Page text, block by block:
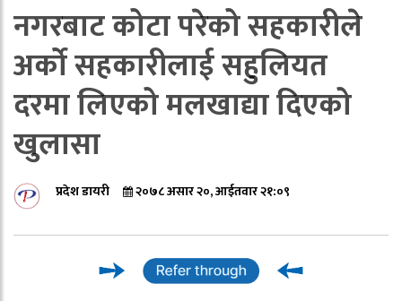
नगरबाट कोटा परेको सहकारीले
अर्को सहकारीलाई सहुलियत
दरमा लिएको मलखाद्या दिएको
खुलासा
प्रदेश डायरी २०७८ असार २०, आईतवार २१:०९